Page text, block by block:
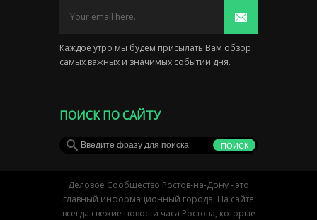
Каждое утро мы будем присылать Вам обзор
самых важных и значимых событий дня.
ПОИСК ПО САЙТУ
Деловое Сообщество Ростов-на-Дону - это
главный информационный города. На сайте
всегда свежие новости часа Ростова, которые